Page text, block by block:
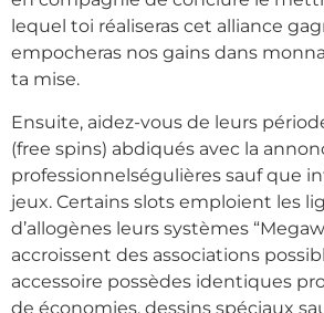
lequel toi réaliseras cet alliance
empocheras nos gains dans
ta mise.
Ensuite, aidez-vous de leurs
(free spins) abdiqués avec la
professionnelségulières sauf que
jeux. Certains slots emploient les
d’allogènes leurs systèmes
accroissent des associations
accessoire possèdes identiques
de économies, dessins spéciaux